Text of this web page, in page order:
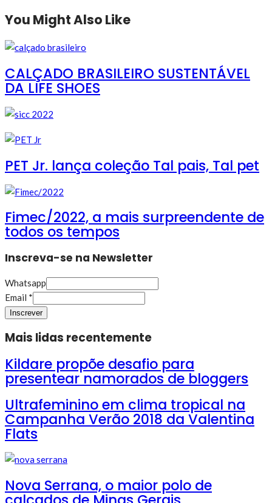
You Might Also Like
CALÇADO BRASILEIRO SUSTENTÁVEL
DA LIFE SHOES
PET Jr. lança coleção Tal pais, Tal pet
Fimec/2022, a mais surpreendente de
todos os tempos
Inscreva-se na Newsletter
Whatsapp
Email *
Inscrever
Mais lidas recentemente
Kildare propõe desafio para
presentear namorados de bloggers
Ultrafeminino em clima tropical na
Campanha Verão 2018 da Valentina
Flats
Nova Serrana, o maior polo de